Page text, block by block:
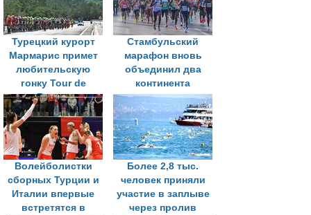
Турецкий курорт
Мармарис примет
любительскую
гонку Tour de
France
Стамбульский
марафон вновь
объединил два
континента
Волейболистки
сборных Турции и
Италии впервые
встретятся в
Более 2,8 тыс.
человек приняли
участие в заплыве
через пролив